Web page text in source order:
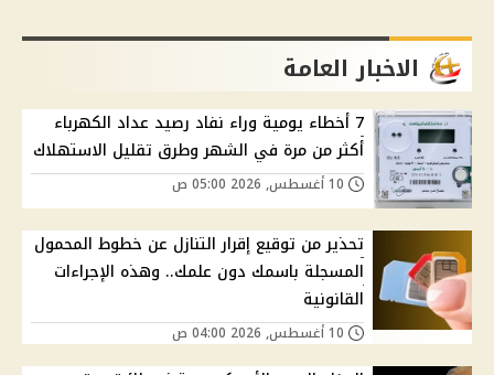
الاخبار العامة
7 أخطاء يومية وراء نفاد رصيد عداد الكهرباء
أكثر من مرة في الشهر وطرق تقليل الاستهلاك
تحذير من توقيع إقرار التنازل عن خطوط المحمول
المسجلة باسمك دون علمك.. وهذه الإجراءات
القانونية